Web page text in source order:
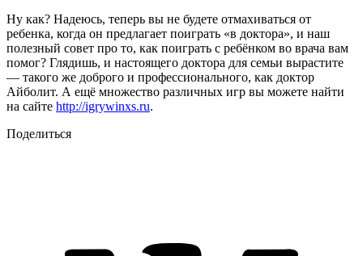
Ну как? Надеюсь, теперь вы не будете отмахиваться от
ребенка, когда он предлагает поиграть «в доктора», и наш
полезный совет про то, как поиграть с ребёнком во врача вам
помог? Глядишь, и настоящего доктора для семьи вырастите
— такого же доброго и профессионального, как доктор
Айболит. А ещё множество различных игр вы можете найти
на сайте http://igrywinxs.ru.
Поделиться